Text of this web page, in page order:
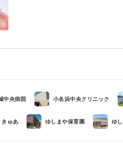
中央病院 小名浜中央クリニック
きゅあ ゆしまや保育園 ゆ